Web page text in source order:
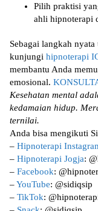
Pilih praktisi
ahli hipnoterapi
Sebagai langkah
kunjungi hipnoterapi
membantu Anda
emosional.
Kesehatan mental
kedamaian hidup.
ternilai.
Anda bisa mengikuti
– Hipnoterapi
– Hipnoterapi Jogja:
– Facebook:
–YouTube: @sidiqsip
– TikTok: